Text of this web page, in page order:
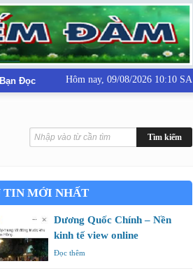
Đọc Hôm nay, 09/08/2026 10:10 SA
TIN MỚI NHẤT
Dương Quốc Chính – Nền
kinh tế view online
Đọc thêm